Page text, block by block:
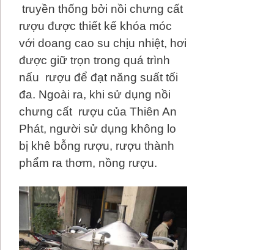
truyền thống bởi nồi chưng cất
rượu được thiết kế khóa móc
với doang cao su chịu nhiệt, hơi
được giữ trọn trong quá trình
nấu rượu để đạt năng suất tối
đa. Ngoài ra, khi sử dụng nồi
chưng cất rượu của Thiên An
Phát, người sử dụng không lo
bị khê bỗng rượu, rượu thành
phẩm ra thơm, nồng rượu.